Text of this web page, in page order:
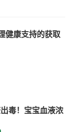
健康支持的获取
毒！宝宝血液浓